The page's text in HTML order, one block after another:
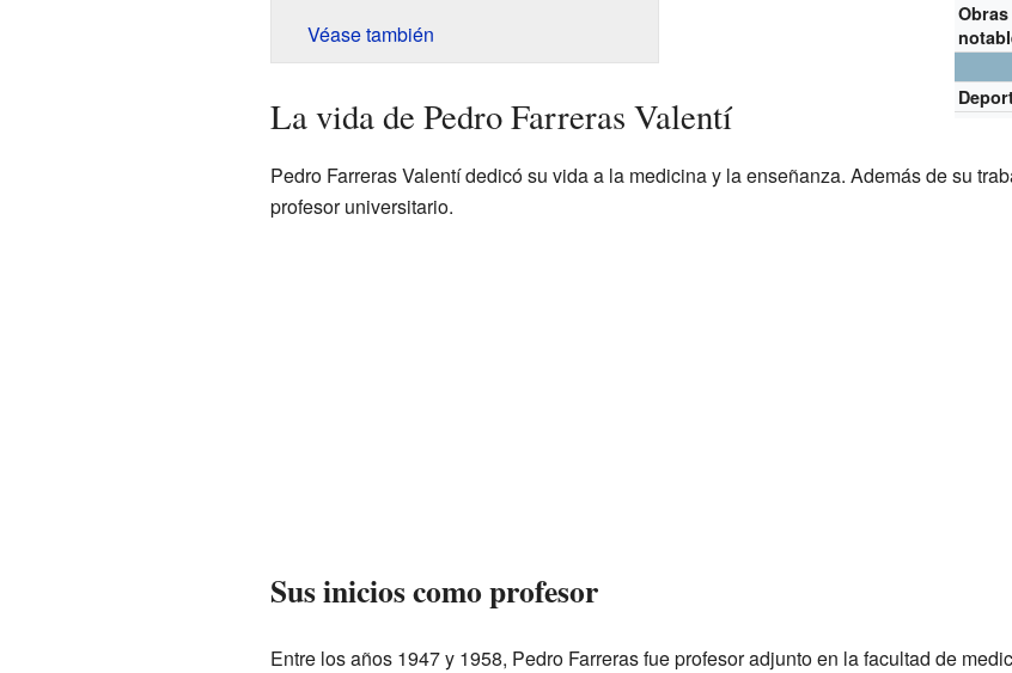
Obras
Véase también
La vida de Pedro Farreras Valentí
Pedro Farreras Valentí dedicó su vida a la medicina y la enseñanza. Además de su
profesor universitario.
Sus inicios como profesor
Entre los años 1947 y 1958, Pedro Farreras fue profesor adjunto en la facultad de